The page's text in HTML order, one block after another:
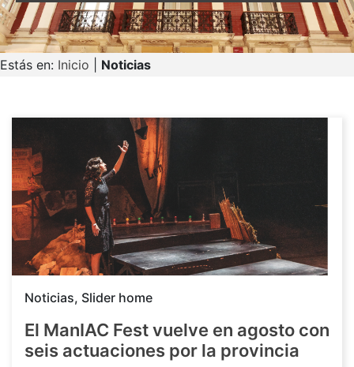
Estás en: Inicio Noticias
Noticias, Slider home
El ManIAC Fest vuelve en agosto con
seis actuaciones por la provincia